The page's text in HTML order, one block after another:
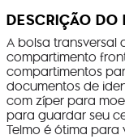
DESCRIÇÃO DO
A bolsa
compartimento
compartimentos
documentos de
com zíper para
para guardar seu
Telmo é ótima para